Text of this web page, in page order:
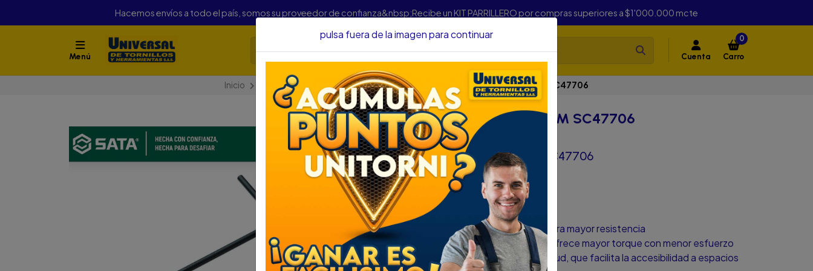
Hacemos envíos a todo el país, somos su proveedor de confianza&nbsp;Recibe un KIT PARRILLERO por compras superiores a $1'000.000 mcte
Menú Cuenta
0
Carro
Inicio Herramientas Accesorios Para Herramientas COPA EN T SATA 13MM SC47706
COPA EN T SATA 13MM SC47706
DESCRIPCIÓN
COPA EN T SATA 13MM SC47706
SKU...45100012
DESCRIPCION....
Fabricado en Acero Cr-V para mayor resistencia
Diseño en forma de T que ofrece mayor torque con menor esfuerzo
Vástago de 30 cm de longitud, que facilita la accesibilidad a espacios
pulsa fuera de la imagen para continuar